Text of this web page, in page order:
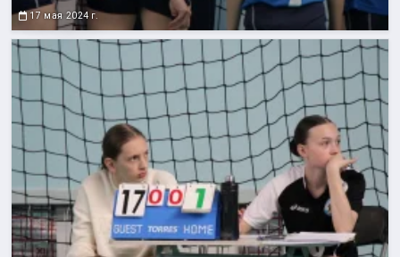
17 мая 2024 г.